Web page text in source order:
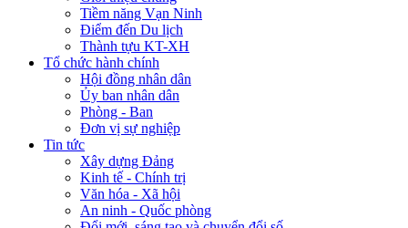
Tiềm năng Vạn Ninh
Điểm đến Du lịch
Thành tựu KT-XH
Tổ chức hành chính
Hội đồng nhân dân
Ủy ban nhân dân
Phòng - Ban
Đơn vị sự nghiệp
Tin tức
Xây dựng Đảng
Kinh tế - Chính trị
Văn hóa - Xã hội
An ninh - Quốc phòng